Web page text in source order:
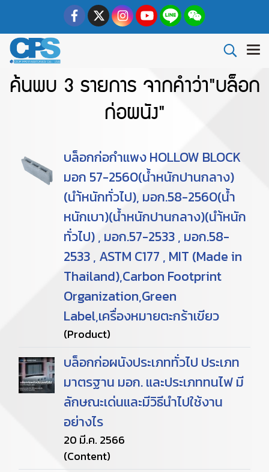
ค้นพบ 3 รายการ จากคำว่า"บล็อก
ก่อผนัง"
บล็อกก่อกำแพง HOLLOW BLOCK
มอก 57-2560(น้ำหนักปานกลาง)
(นำ้หนักทั่วไป), มอก.58-2560(น้ำ
หนักเบา)(น้ำหนักปานกลาง)(นำ้หนัก
ทั่วไป) , มอก.57-2533 , มอก.58-
2533 , ASTM C177 , MIT (Made in
Thailand),Carbon Footprint
Organization,Green
Label,เครื่องหมายตะกร้าเขียว
(Product)
บล็อกก่อผนังประเภททั่วไป ประเภท
มาตรฐาน มอก. และประเภททนไฟ มี
ลักษณะเด่นและมีวิธีนำไปใช้งาน
อย่างไร
20 มี.ค. 2566
(Content)